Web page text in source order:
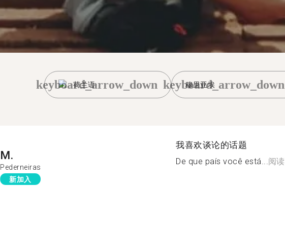
荷兰语
keyboard_arrow_down 穆里亚埃
keyboard_arrow_down
M.
Pederneiras
新加入
我喜欢谈论的话题
De que país você está...阅